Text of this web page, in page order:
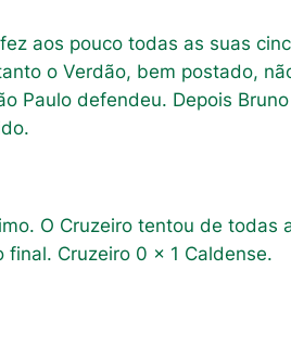
aos pouco todas as suas
o Verdão, bem postado,
Paulo defendeu. Depois
O Cruzeiro tentou de
Cruzeiro 0 x 1 Caldense.